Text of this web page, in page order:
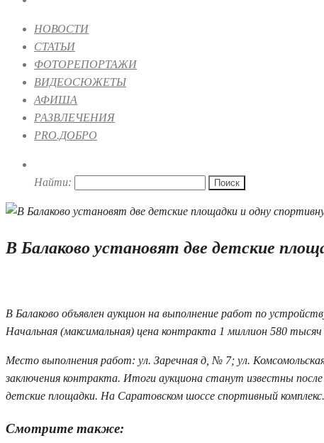
НОВОСТИ
СТАТЬИ
ФОТОРЕПОРТАЖИ
ВИДЕОСЮЖЕТЫ
АФИША
РАЗВЛЕЧЕНИЯ
PRO.ДОБРО
Найти:
В Балаково установят две детские
В Балаково объявлен аукцион на выполнение работ по
Начальная (максимальная) цена контракта 1 миллион 580 тысяч
Место выполнения работ: ул. Заречная д, № 7; ул.
заключения контракта. Итоги аукциона станут известны
детские площадки. На Саратовском шоссе спортивный
Смотрите также: